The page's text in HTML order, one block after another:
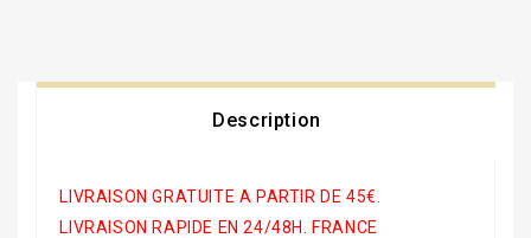
Description
LIVRAISON GRATUITE A PARTIR DE 45€.
LIVRAISON RAPIDE EN 24/48H. FRANCE